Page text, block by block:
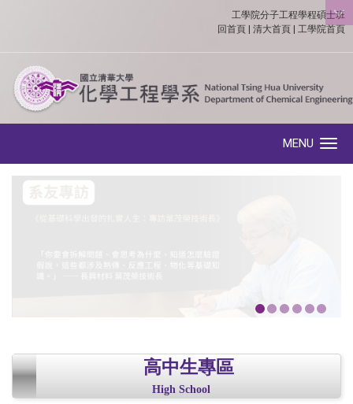
:::
工學院分子工程學程碩士班
回首頁
清大首頁 工學院首頁
MENU
高中生專區
High School